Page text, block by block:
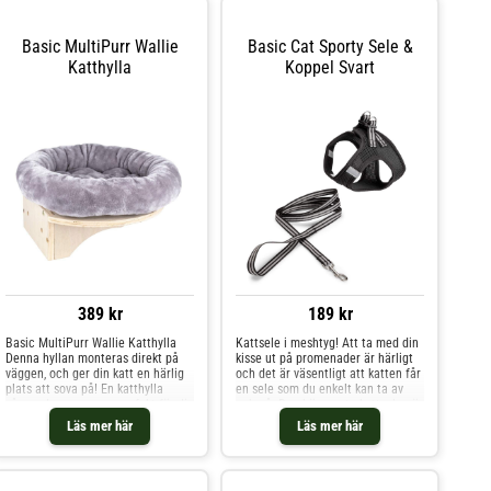
Basic MultiPurr Wallie
Katthylla
389 kr
Läs mer här
Basic MultiPurr Wallie Katthylla
Denna hyllan monteras direkt på
väggen, och ger din katt en härlig
plats att sova på! En katthylla
såsom denna passar perfekt för dig
som exempelvis bor litet. Med
hjälp av en väggmonterad katthylla
så kan du utnyttja utrymmet till
Basic Cat Sporty Sele &
Koppel Svart
189 kr
Läs mer här
Kattsele i meshtyg! Att ta med din
kisse ut på promenader är härligt
och det är väsentligt att katten får
en sele som du enkelt kan ta av
och på. Den här svarta kattselen är
designad som step in-modell, vilket
innebär att den inte behöver dras
över huvudet på katten. Du